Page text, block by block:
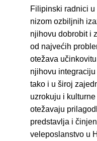
Filipinski radnici
nizom ozbiljnih
njihovu dobrobit i
od najvećih
otežava
njihovu
tako i u široj
uzrokuju i
otežavaju
predstavlja i
veleposlanstvo u